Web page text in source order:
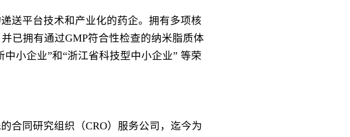
送平台技术和产业化的药企。拥有多项核
已拥有通过GMP符合性检查的纳米脂质体
小企业”和“浙江省科技型中小企业” 等荣
合同研究组织（CRO）服务公司，迄今为